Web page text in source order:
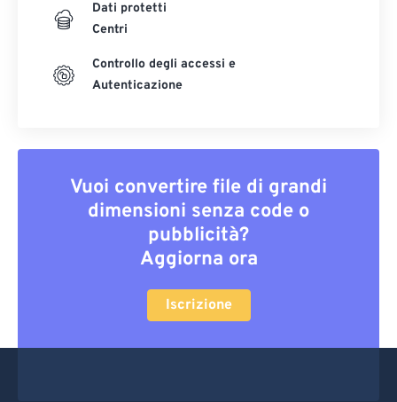
Dati protetti
Centri
Controllo degli accessi e
Autenticazione
Vuoi convertire file di grandi
dimensioni senza code o
pubblicità?
Aggiorna ora
Iscrizione